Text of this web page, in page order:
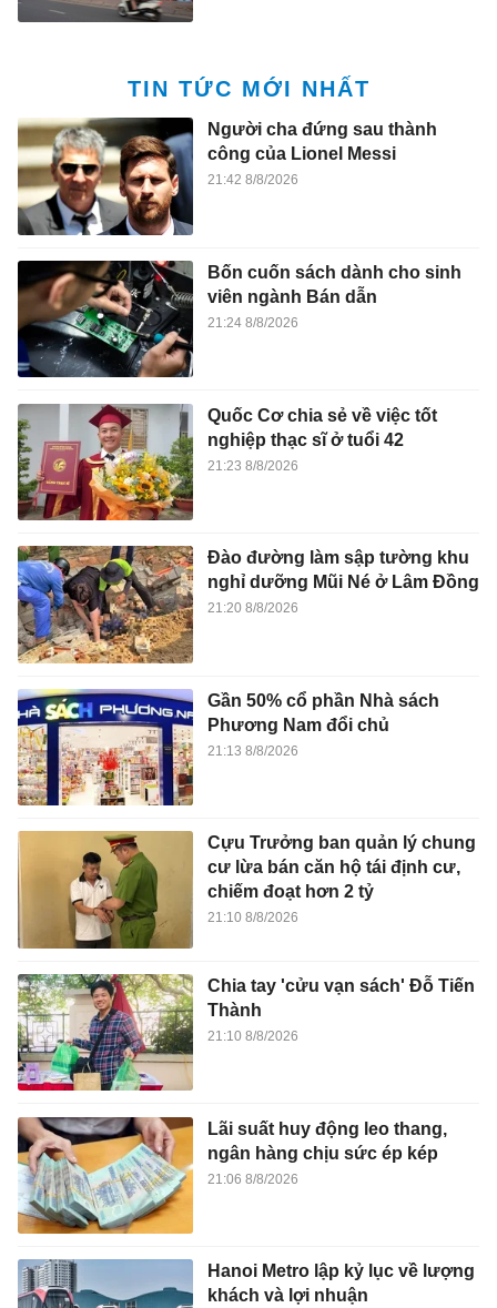
TIN TỨC MỚI NHẤT
Người cha đứng sau thành
công của Lionel Messi
21:42 8/8/2026
Bốn cuốn sách dành cho sinh
viên ngành Bán dẫn
21:24 8/8/2026
Quốc Cơ chia sẻ về việc tốt
nghiệp thạc sĩ ở tuổi 42
21:23 8/8/2026
Đào đường làm sập tường khu
nghỉ dưỡng Mũi Né ở Lâm Đồng
21:20 8/8/2026
Gần 50% cổ phần Nhà sách
Phương Nam đổi chủ
21:13 8/8/2026
Cựu Trưởng ban quản lý chung
cư lừa bán căn hộ tái định cư,
chiếm đoạt hơn 2 tỷ
21:10 8/8/2026
Chia tay 'cửu vạn sách' Đỗ Tiến
Thành
21:10 8/8/2026
Lãi suất huy động leo thang,
ngân hàng chịu sức ép kép
21:06 8/8/2026
Hanoi Metro lập kỷ lục về lượng
khách và lợi nhuận